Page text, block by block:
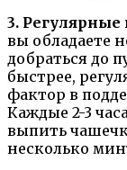
3.
вы обладаете
добраться до
быстрее,
фактор в
Каждые 2-3
выпить
несколько